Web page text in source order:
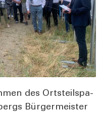
des Orts­teil­spa­
Bür­ger­meis­ter